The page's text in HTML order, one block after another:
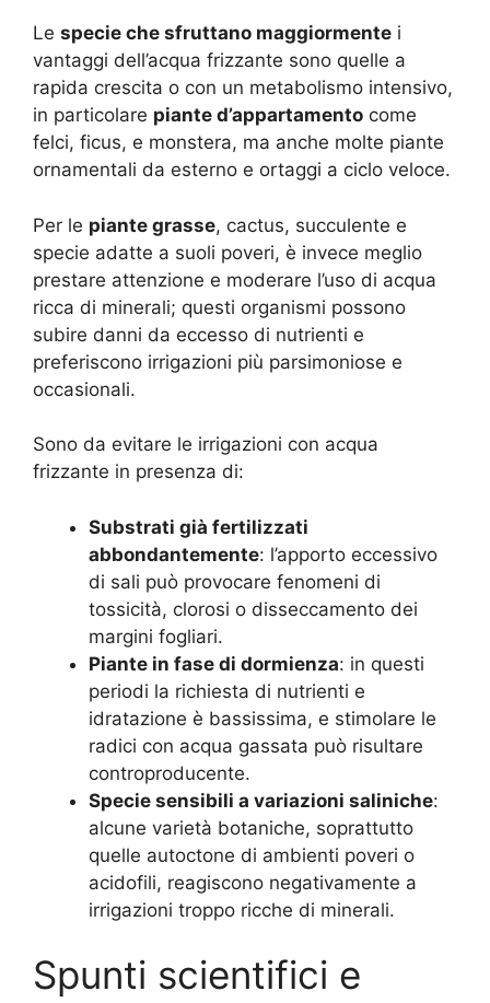
Le specie che sfruttano maggiormente i
vantaggi dell’acqua frizzante sono quelle a
rapida crescita o con un metabolismo intensivo,
in particolare piante d’appartamento come
felci, ficus, e monstera, ma anche molte piante
ornamentali da esterno e ortaggi a ciclo veloce.
Per le piante grasse, cactus, succulente e
specie adatte a suoli poveri, è invece meglio
prestare attenzione e moderare l’uso di acqua
ricca di minerali; questi organismi possono
subire danni da eccesso di nutrienti e
preferiscono irrigazioni più parsimoniose e
occasionali.
Sono da evitare le irrigazioni con acqua
frizzante in presenza di:
Substrati già fertilizzati
abbondantemente: l’apporto eccessivo
di sali può provocare fenomeni di
tossicità, clorosi o disseccamento dei
margini fogliari.
Piante in fase di dormienza: in questi
periodi la richiesta di nutrienti e
idratazione è bassissima, e stimolare le
radici con acqua gassata può risultare
controproducente.
Specie sensibili a variazioni saliniche:
alcune varietà botaniche, soprattutto
quelle autoctone di ambienti poveri o
acidofili, reagiscono negativamente a
irrigazioni troppo ricche di minerali.
Spunti scientifici e